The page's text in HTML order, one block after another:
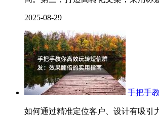
2025-08-29
手把手
如何通过精准定位客户、设计有吸引